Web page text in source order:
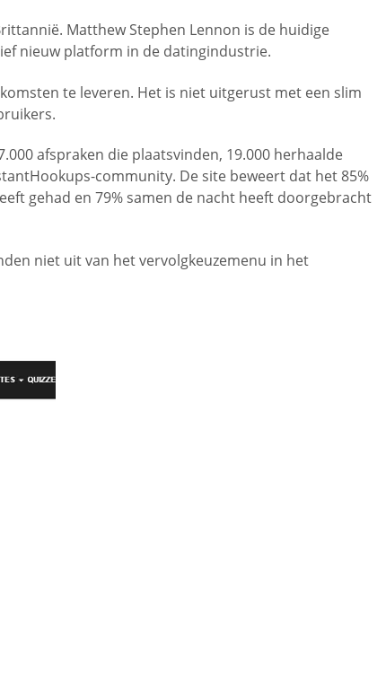
Matthew Stephen Lennon is de huidige
nieuw platform in de datingindustrie.
te leveren. Het is niet uitgerust met een slim
afspraken die plaatsvinden, 19.000 herhaalde
community. De site beweert dat het 85%
gehad en 79% samen de nacht heeft doorgebracht
niet uit van het vervolgkeuzemenu in het